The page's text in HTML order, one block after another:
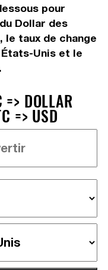
pour
Dollar des
le taux de change
Unis et le
=> DOLLAR
=> USD